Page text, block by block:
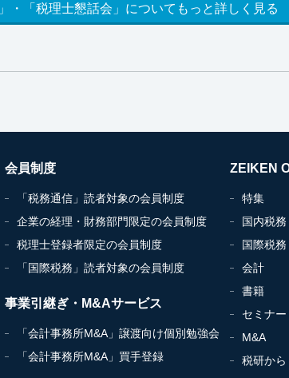
・「税理士懇話会」についてもっと詳しく見る
会員制度
「税務通信」読者対象の会員制度
企業の経理・財務部門限定の会員制度
税理士登録者限定の会員制度
「国際税務」読者対象の会員制度
事業引継ぎ・M&Aサービス
「会計事務所M&A」譲渡向け個別勉強会
「会計事務所M&A」買手登録
ZEIKEN
特集
国内税務
国際税務
会計
書籍
セミナー
M&A
税研から